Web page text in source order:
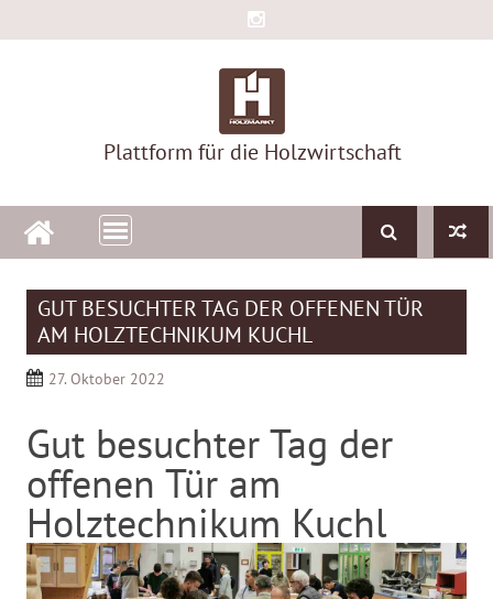
to
Plattform für die Holzwirtschaft
GUT BESUCHTER TAG DER OFFENEN TÜR
AM HOLZTECHNIKUM KUCHL
27. Oktober 2022
Gut besuchter Tag der
offenen Tür am
Holztechnikum Kuchl